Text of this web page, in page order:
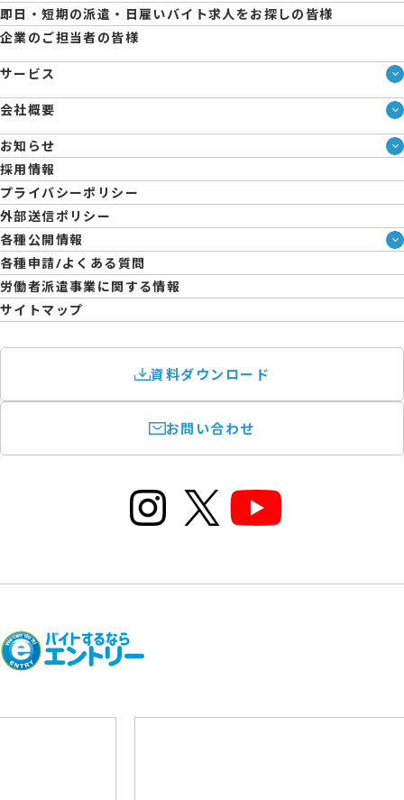
即日・短期の派遣・日雇いバイト求人をお探しの皆様
企業のご担当者の皆様
サービス
サービス一覧
即日・単発のバイト探しは「スマジョブ」
シェアジョブ農業
エントリーマーケット
会社概要
会社概要
メディア情報
人材派遣について
コーポレートガバナンス
拠点一覧
日雇派遣の原則禁止について
エントリーのサポートについて
お知らせ
ブログ
企業様向けお役立ちブログ
採用情報
プライバシーポリシー
外部送信ポリシー
各種公開情報
ハラスメント防止・対策方針
育児休業取得率および職場復帰率報告書
各種申請/よくある質問
労働者派遣事業に関する情報
サイトマップ
資料ダウンロード
お問い合わせ